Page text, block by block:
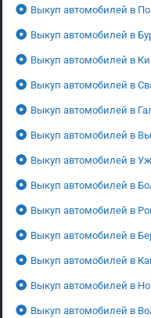
Выкуп автомобилей в
Выкуп автомобилей в
Выкуп автомобилей в
Выкуп автомобилей в
Выкуп автомобилей в
Выкуп автомобилей в
Выкуп автомобилей в
Выкуп автомобилей в
Выкуп автомобилей в
Выкуп автомобилей в
Выкуп автомобилей в
Выкуп автомобилей в
Выкуп автомобилей в